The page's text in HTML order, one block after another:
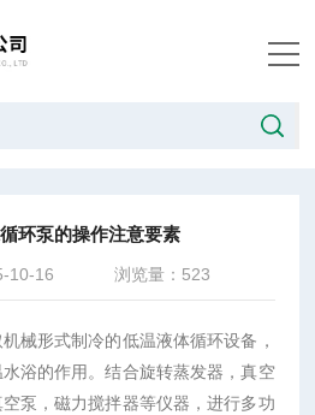
环泵的操作注意要素
10-16 浏览量：523
械形式制冷的低温液体循环设备，
浴的作用。结合旋转蒸发器，真空
泵，磁力搅拌器等仪器，进行多功